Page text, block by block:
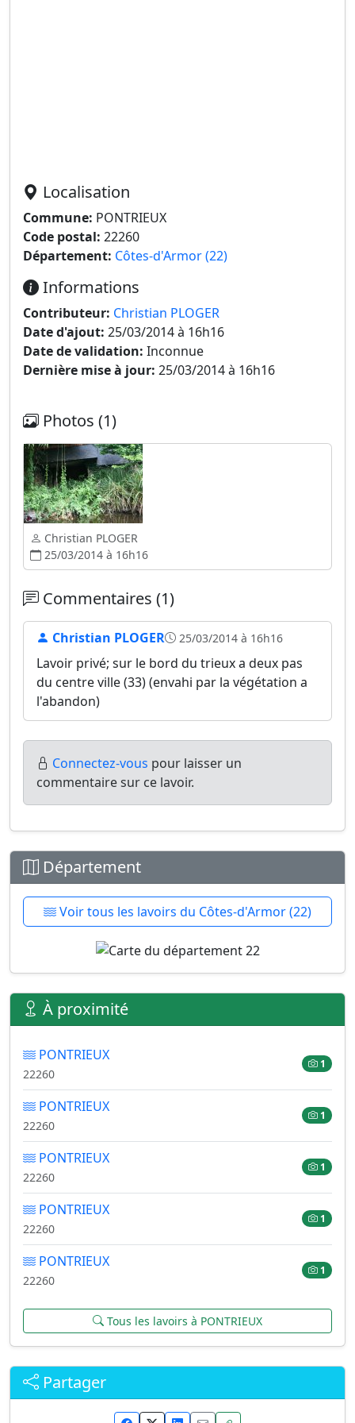
Localisation
Commune: PONTRIEUX
Code postal: 22260
Département: Côtes-d'Armor (22)
Informations
Contributeur: Christian PLOGER
Date d'ajout: 25/03/2014 à 16h16
Date de validation: Inconnue
Dernière mise à jour: 25/03/2014 à 16h16
Photos (1)
Christian PLOGER
25/03/2014 à 16h16
Commentaires (1)
Christian PLOGER 25/03/2014 à 16h16
Lavoir privé; sur le bord du trieux a deux pas
du centre ville (33) (envahi par la végétation a
l'abandon)
Connectez-vous pour laisser un
commentaire sur ce lavoir.
Département
Voir tous les lavoirs du Côtes-d'Armor (22)
À proximité
PONTRIEUX
22260
1
PONTRIEUX
22260
1
PONTRIEUX
22260
1
PONTRIEUX
22260
1
PONTRIEUX
22260
1
Tous les lavoirs à PONTRIEUX
Partager